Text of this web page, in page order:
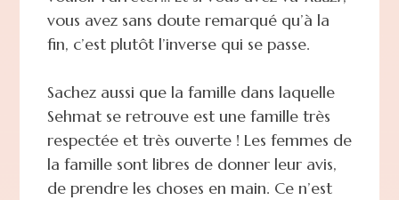
vous avez sans doute remarqué qu’à la
fin, c’est plutôt l’inverse qui se passe.
Sachez aussi que la famille dans laquelle
Sehmat se retrouve est une famille très
respectée et très ouverte ! Les femmes de
la famille sont libres de donner leur avis,
de prendre les choses en main. Ce n’est